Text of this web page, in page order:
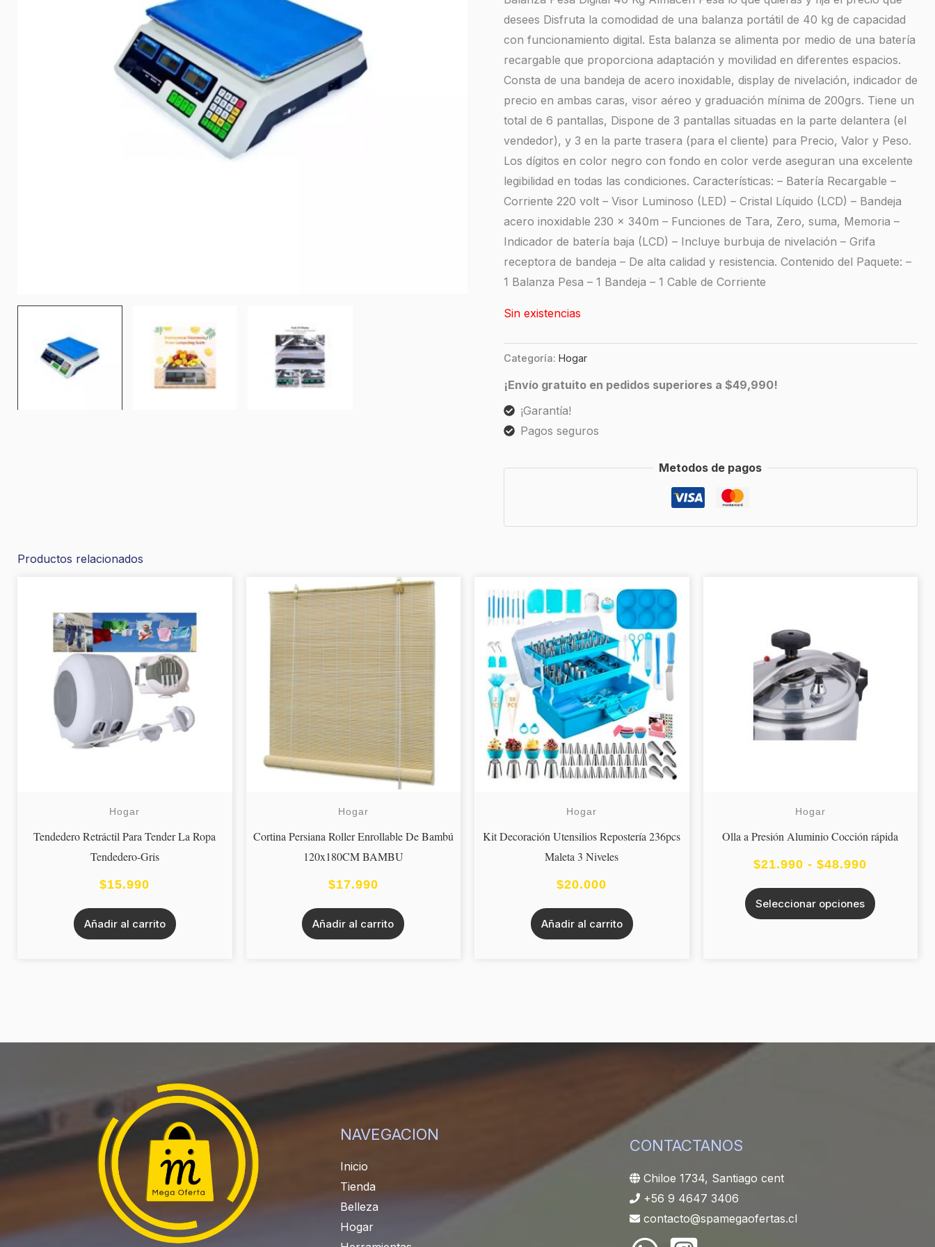
desees Disfruta la comodidad de una balanza portátil de 40 kg de capacidad
con funcionamiento digital. Esta balanza se alimenta por medio de una batería
recargable que proporciona adaptación y movilidad en diferentes espacios.
Consta de una bandeja de acero inoxidable, display de nivelación, indicador de
precio en ambas caras, visor aéreo y graduación mínima de 200grs. Tiene un
total de 6 pantallas, Dispone de 3 pantallas situadas en la parte delantera (el
vendedor), y 3 en la parte trasera (para el cliente) para Precio, Valor y Peso.
Los dígitos en color negro con fondo en color verde aseguran una excelente
legibilidad en todas las condiciones. Características: – Batería Recargable –
Corriente 220 volt – Visor Luminoso (LED) – Cristal Líquido (LCD) – Bandeja
acero inoxidable 230 x 340m – Funciones de Tara, Zero, suma, Memoria –
Indicador de batería baja (LCD) – Incluye burbuja de nivelación – Grifa
receptora de bandeja – De alta calidad y resistencia. Contenido del Paquete: –
1 Balanza Pesa – 1 Bandeja – 1 Cable de Corriente
Sin existencias
Categoría: Hogar
¡Envío gratuito en pedidos superiores a $49,990!
¡Garantía!
Pagos seguros
Metodos de pagos
Productos relacionados
Hogar
Tendedero Retráctil Para Tender La Ropa
Tendedero-Gris
$15.990
Añadir al carrito
Hogar
Cortina Persiana Roller Enrollable De Bambú
120x180CM BAMBU
$17.990
Añadir al carrito
Hogar
Kit Decoración Utensilios Repostería 236pcs
Maleta 3 Niveles
$20.000
Añadir al carrito
Hogar
Olla a Presión Aluminio Cocción rápida
$21.990 - $48.990
$21.990
Seleccionar opciones
NAVEGACION
Inicio
Tienda
Belleza
Hogar
CONTACTANOS
Chiloe 1734, Santiago cent
+56 9 4647 3406
contacto@spamegaofertas.cl